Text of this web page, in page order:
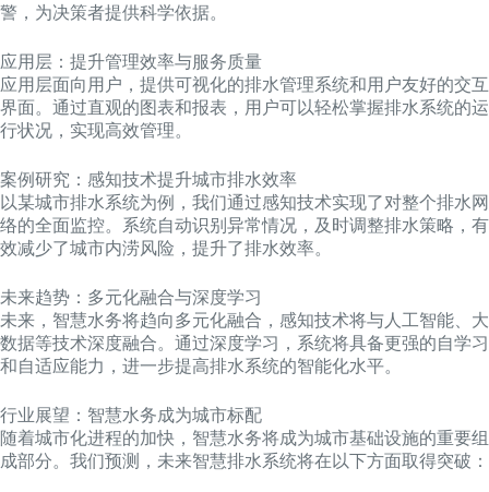
警，为决策者提供科学依据。
应用层：提升管理效率与服务质量
应用层面向用户，提供可视化的排水管理系统和用户友好的交互
界面。通过直观的图表和报表，用户可以轻松掌握排水系统的运
行状况，实现高效管理。
案例研究：感知技术提升城市排水效率
以某城市排水系统为例，我们通过感知技术实现了对整个排水网
络的全面监控。系统自动识别异常情况，及时调整排水策略，有
效减少了城市内涝风险，提升了排水效率。
未来趋势：多元化融合与深度学习
未来，智慧水务将趋向多元化融合，感知技术将与人工智能、大
数据等技术深度融合。通过深度学习，系统将具备更强的自学习
和自适应能力，进一步提高排水系统的智能化水平。
行业展望：智慧水务成为城市标配
随着城市化进程的加快，智慧水务将成为城市基础设施的重要组
成部分。我们预测，未来智慧排水系统将在以下方面取得突破：